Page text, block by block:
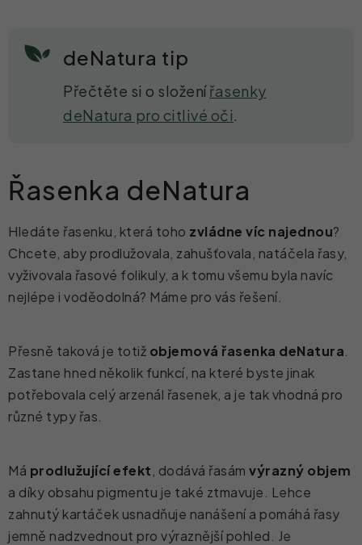
deNatura tip
Přečtěte si o složenířasenky
deNatura pro citlivé oči.
Řasenka deNatura
Hledáte řasenku, která toho zvládne víc najednou?
Chcete, aby prodlužovala, zahušťovala, natáčela řasy,
vyživovala řasové folikuly, a k tomu všemu byla navíc
nejlépe i voděodolná? Máme pro vás řešení.
Přesně taková je totiž objemová řasenka deNatura
Zastane hned několik funkcí, na které byste jinak
potřebovala celý arzenál řasenek, a je tak vhodná pro
různé typy řas.
Má prodlužující efekt , dodává řasám výrazný objem
a díky obsahu pigmentu je také ztmavuje. Lehce
zahnutý kartáček usnadňuje nanášení a pomáhá řasy
jemně nadzvednout pro výraznější pohled. Je